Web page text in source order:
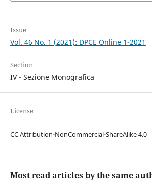
Issue
Vol. 46 No. 1 (2021): DPCE Online 1-2021
Section
IV - Sezione Monografica
License
CC Attribution-NonCommercial-ShareAlike 4.0
Most read articles by the same